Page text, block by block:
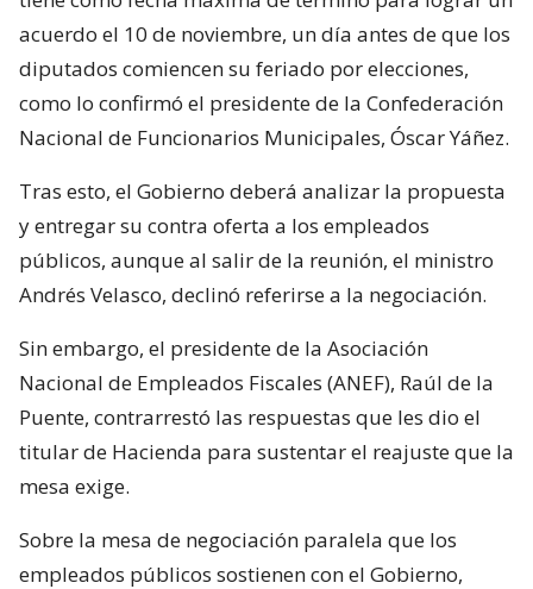
acuerdo el 10 de noviembre, un día antes de que los
diputados comiencen su feriado por elecciones,
como lo confirmó el presidente de la Confederación
Nacional de Funcionarios Municipales, Óscar Yáñez.
Tras esto, el Gobierno deberá analizar la propuesta
y entregar su contra oferta a los empleados
públicos, aunque al salir de la reunión, el ministro
Andrés Velasco, declinó referirse a la negociación.
Sin embargo, el presidente de la Asociación
Nacional de Empleados Fiscales (ANEF), Raúl de la
Puente, contrarrestó las respuestas que les dio el
titular de Hacienda para sustentar el reajuste que la
mesa exige.
Sobre la mesa de negociación paralela que los
empleados públicos sostienen con el Gobierno,